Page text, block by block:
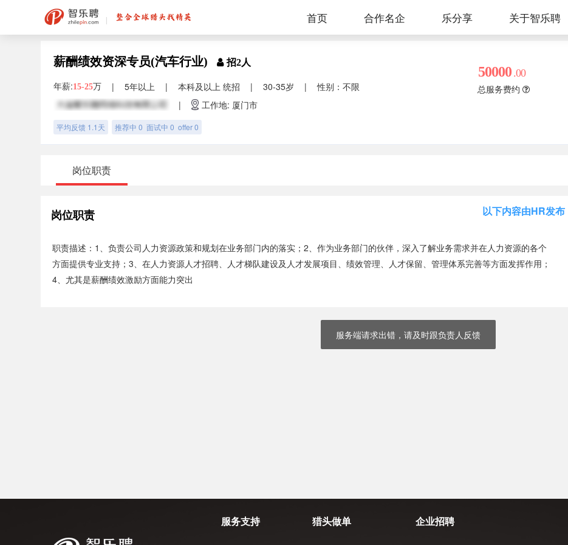
首页 合作名企 乐分享 关于智乐聘
薪酬绩效资深专员(汽车行业) 招2人
年薪:15-25万 | 5年以上 | 本科及以上 统招 | 30-35岁 |
性别：不限
|
工作地: 厦门市
平均反馈 1.1天 推荐中 0 面试中 0 offer 0
50000 .00
总服务费约
岗位职责
岗位职责
职责描述：1、负责公司人力资源政策和规划在业务部门内的落实；2、作为业务部门的伙伴，深入了解业务需求并在人力资源的各个
方面提供专业支持；3、在人力资源人才招聘、人才梯队建设及人才发展项目、绩效管理、人才保留、管理体系完善等方面发挥作用；
4、尤其是薪酬绩效激励方面能力突出
以下内容由HR发布
服务支持 猎头做单 企业招聘
服务端请求出错，请及时跟负责人反馈